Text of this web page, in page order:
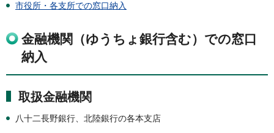
市役所・各支所での窓口納入
金融機関（ゆうちょ銀行含む）での窓口
納入
取扱金融機関
八十二長野銀行、北陸銀行の各本支店